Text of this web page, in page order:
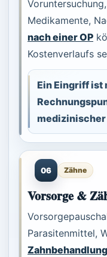
Medikamente,
nach einer OP
Kostenverlaufs
Ein Eingriff ist
medizinischer
06 Zähne
Vorsorge &
Parasitenmittel,